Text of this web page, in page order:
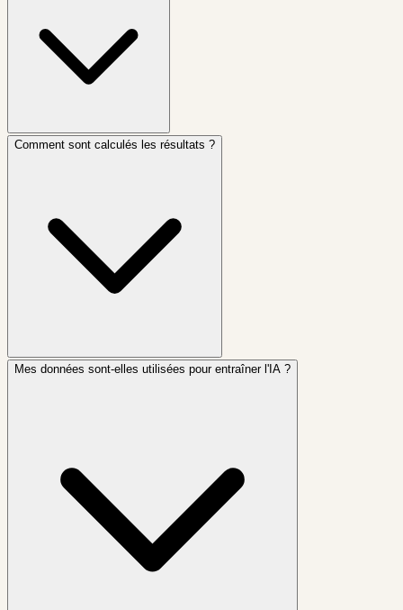
Comment sont calculés les résultats ?
Mes données sont-elles utilisées pour entraîner l'IA ?